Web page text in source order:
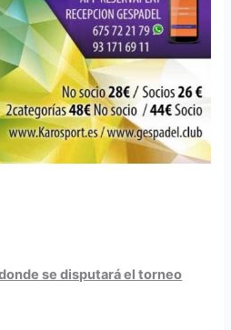
se disputará el torneo